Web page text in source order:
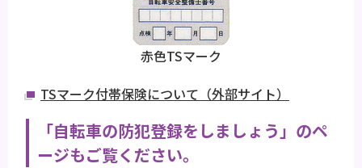
赤色TSマーク
TSマーク付帯保険について（外部サイト）
「自転車の防犯登録をしましょう」のペ
ージもご覧ください。